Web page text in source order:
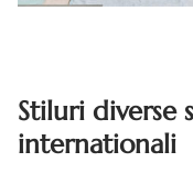
Stiluri diverse
internationali